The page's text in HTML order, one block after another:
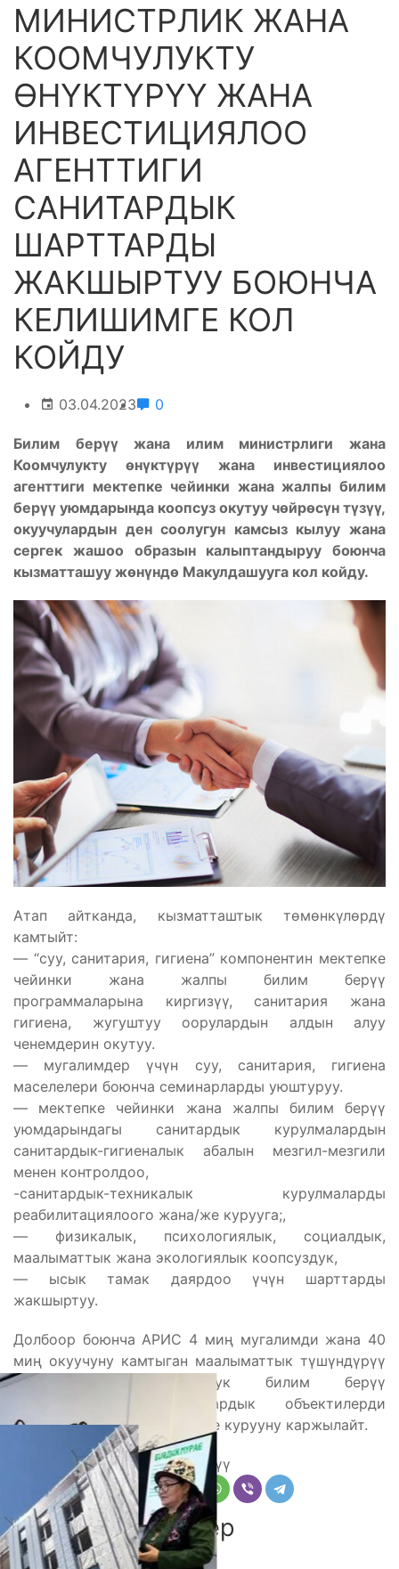
МИНИСТРЛИК ЖАНА
КООМЧУЛУКТУ
ӨНҮКТҮРҮҮ ЖАНА
ИНВЕСТИЦИЯЛОО
АГЕНТТИГИ
САНИТАРДЫК
ШАРТТАРДЫ
ЖАКШЫРТУУ БОЮНЧА
КЕЛИШИМГЕ КОЛ
КОЙДУ
03.04.2023 0
Билим берүү жана илим министрлиги жана
Коомчулукту өнүктүрүү жана инвестициялоо
агенттиги мектепке чейинки жана жалпы билим
берүү уюмдарында коопсуз окутуу чөйрөсүн түзүү,
окуучулардын ден соолугун камсыз кылуу жана
сергек жашоо образын калыптандыруу боюнча
кызматташуу жөнүндө Макулдашууга кол койду.
Атап айтканда, кызматташтык төмөнкүлөрдү
камтыйт:
— “суу, санитария, гигиена” компонентин мектепке
чейинки жана жалпы билим берүү
программаларына киргизүү, санитария жана
гигиена, жугуштуу оорулардын алдын алуу
ченемдерин окутуу.
— мугалимдер үчүн суу, санитария, гигиена
маселелери боюнча семинарларды уюштуруу.
— мектепке чейинки жана жалпы билим берүү
уюмдарындагы санитардык курулмалардын
санитардык-гигиеналык абалын мезгил-мезгили
менен контролдоо,
-санитардык-техникалык курулмаларды
реабилитациялоого жана/же курууга;,
— физикалык, психологиялык, социалдык,
маалыматтык жана экологиялык коопсуздук,
— ысык тамак даярдоо үчүн шарттарды
жакшыртуу.
Долбоор боюнча АРИС 4 миң мугалимди жана 40
миң окуучуну камтыган маалыматтык түшүндүрүү
иштерин, 99 пилоттук билим берүү
мекемелериндеги санитардык объектилерди
реабилитациялоону жана/же курууну каржылайт.
Бөлүшүү
Комментарийлер